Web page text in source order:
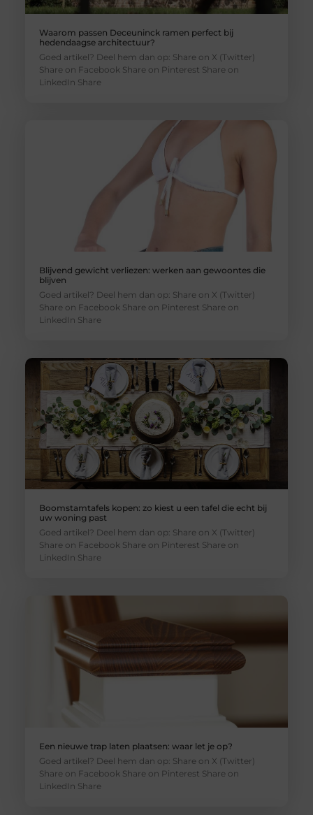
Waarom passen Deceuninck ramen perfect bij
hedendaagse architectuur?
Goed artikel? Deel hem dan op: Share on X (Twitter)
Share on Facebook Share on Pinterest Share on
LinkedIn Share
Blijvend gewicht verliezen: werken aan gewoontes die
blijven
Goed artikel? Deel hem dan op: Share on X (Twitter)
Share on Facebook Share on Pinterest Share on
LinkedIn Share
Boomstamtafels kopen: zo kiest u een tafel die echt bij
uw woning past
Goed artikel? Deel hem dan op: Share on X (Twitter)
Share on Facebook Share on Pinterest Share on
LinkedIn Share
Een nieuwe trap laten plaatsen: waar let je op?
Goed artikel? Deel hem dan op: Share on X (Twitter)
Share on Facebook Share on Pinterest Share on
LinkedIn Share